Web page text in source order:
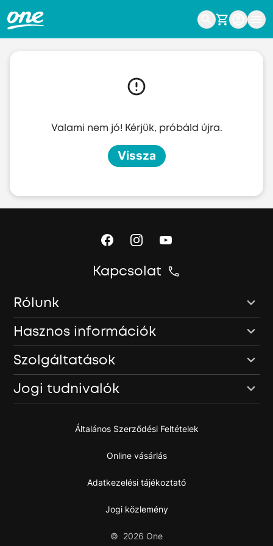
Valami nem jó! Kérjük, próbáld újra.
Vissza
Kapcsolat
Rólunk
Hasznos információk
Szolgáltatások
Jogi tudnivalók
Általános Szerződési Feltételek
Online vásárlás
Adatkezelési tájékoztató
Jogi közlemény
© 2026 One